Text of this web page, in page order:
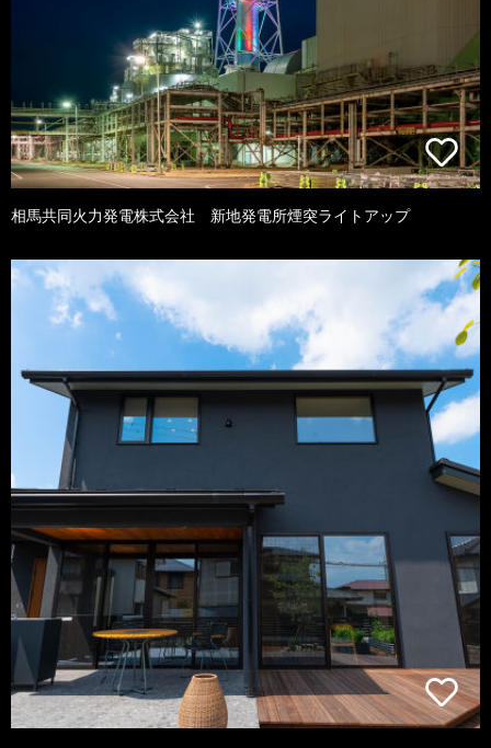
相馬共同火力発電株式会社 新地発電所煙突ライトアップ